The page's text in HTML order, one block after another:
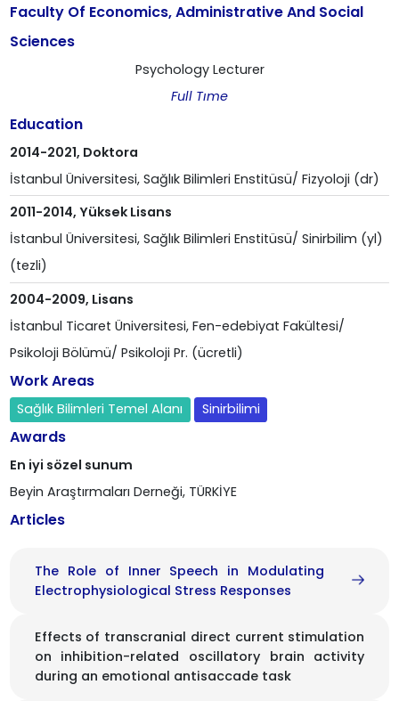
Faculty Of Economics, Administrative And Social
Sciences
Psychology Lecturer
Full Tıme
Education
2014-2021, Doktora
İstanbul Üniversitesi, Sağlık Bilimleri Enstitüsü/ Fizyoloji (dr)
2011-2014, Yüksek Lisans
İstanbul Üniversitesi, Sağlık Bilimleri Enstitüsü/ Sinirbilim (yl)
(tezli)
2004-2009, Lisans
İstanbul Ticaret Üniversitesi, Fen-edebiyat Fakültesi/
Psikoloji Bölümü/ Psikoloji Pr. (ücretli)
Work Areas
Sağlık Bilimleri Temel Alanı Sinirbilimi
Awards
En iyi sözel sunum
Beyin Araştırmaları Derneği, TÜRKİYE
Articles
The Role of Inner Speech in Modulating
Electrophysiological Stress Responses
Effects of transcranial direct current stimulation
on inhibition-related oscillatory brain activity
during an emotional antisaccade task